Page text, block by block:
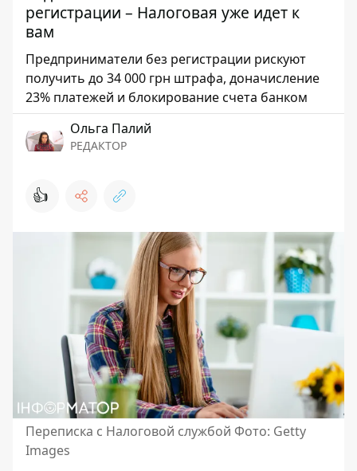
регистрации – Налоговая уже идет к
вам
Предприниматели без регистрации рискуют
получить до 34 000 грн штрафа, доначисление
23% платежей и блокирование счета банком
Ольга Палий
РЕДАКТОР
👍
Переписка с Налоговой службой Фото: Getty
Images